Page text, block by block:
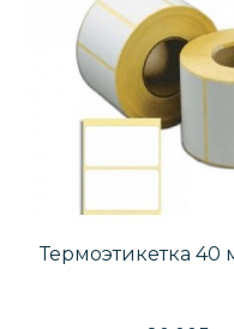
Термоэтикетка 40